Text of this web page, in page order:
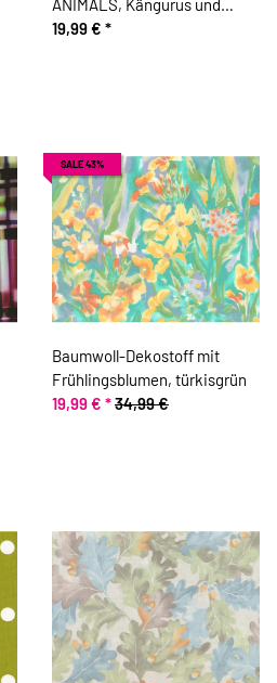
ANIMALS, Kängurus und
Elche
19,99 € *
SALE 43%
Baumwoll-Dekostoff mit
Frühlingsblumen, türkisgrün
19,99 € *34,99 €